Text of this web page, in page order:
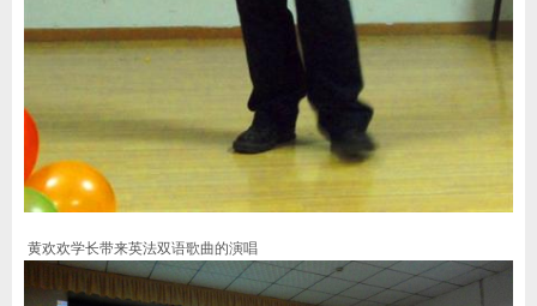
黄欢欢学长带来英法双语歌曲的演唱